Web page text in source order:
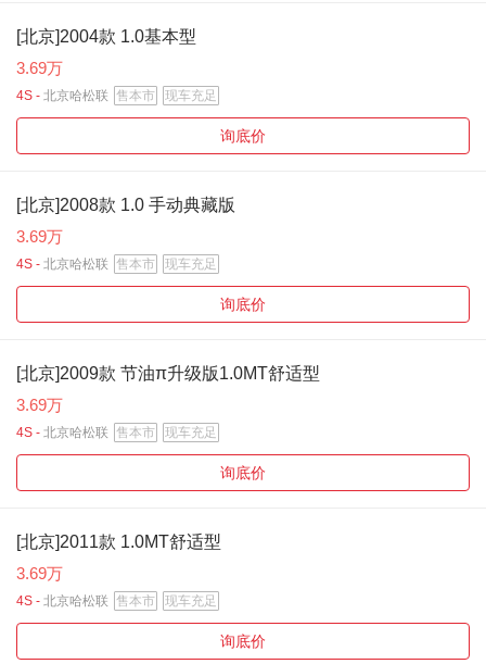
[北京]2004款 1.0基本型
3.69万
4S - 北京哈松联 售本市 现车充足
询底价
[北京]2008款 1.0 手动典藏版
3.69万
4S - 北京哈松联 售本市 现车充足
询底价
[北京]2009款 节油π升级版1.0MT舒适型
3.69万
4S - 北京哈松联 售本市 现车充足
询底价
[北京]2011款 1.0MT舒适型
3.69万
4S - 北京哈松联 售本市 现车充足
询底价